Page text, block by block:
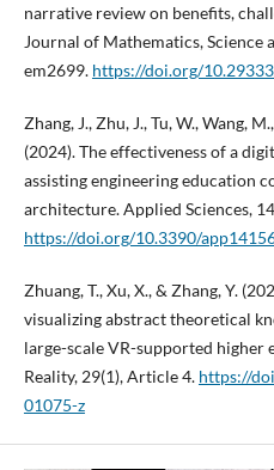
narrative review on benefits,
Journal of Mathematics, Science
em2699. https://doi.org/
Zhang, J., Zhu, J., Tu, W., Wang,
(2024). The effectiveness of a
assisting engineering education
architecture. Applied Sciences,
https://doi.org/10.3390/
Zhuang, T., Xu, X., & Zhang, Y.
visualizing abstract theoretical
large-scale VR-supported
Reality, 29(1), Article 4. https://
01075-z